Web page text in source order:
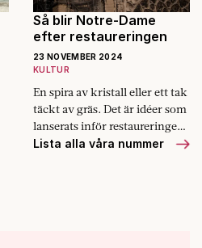
Så blir Notre-Dame
efter restaureringen
23 NOVEMBER 2024
KULTUR
En spira av kristall eller ett tak
täckt av gräs. Det är idéer som
lanserats inför restaureringen
av Notre-Dame de Paris som
Lista alla våra nummer